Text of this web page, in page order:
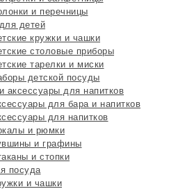
и перечницы
детей
кружки и чашки
столовые приборы
тарелки и миски
детской посуды
аксессуары для напитков
для бара и напитков
для напитков
и рюмки
и графины
и стопки
посуда
и чашки